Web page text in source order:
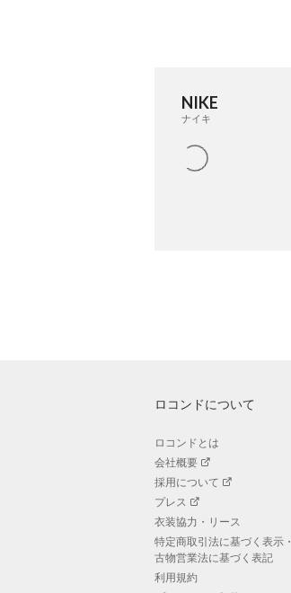
NIKE
ナイキ
ロコンドについて
ロコンドとは
会社概要
採用について
プレス
衣装協力・リース
特定商取引法に基づく表示・
古物営業法に基づく表記
利用規約